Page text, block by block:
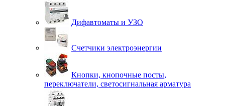
Дифавтоматы и УЗО
Счетчики электроэнергии
Кнопки, кнопочные посты,
переключатели, светосигнальная арматура